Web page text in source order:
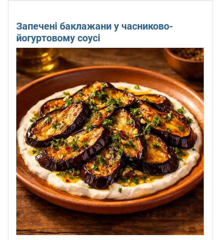
Запечені баклажани у часниково-
йогуртовому соусі